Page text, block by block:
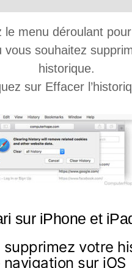
le menu déroulant
vous souhaitez
historique.
sur Effacer
sur iPhone et
votre
navigation sur iOS